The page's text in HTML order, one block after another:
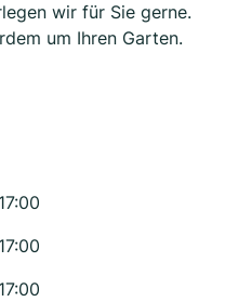
wir für Sie gerne.
um Ihren Garten.